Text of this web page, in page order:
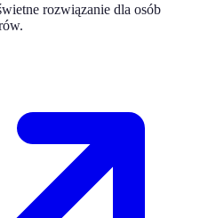
rozwiązanie dla osób